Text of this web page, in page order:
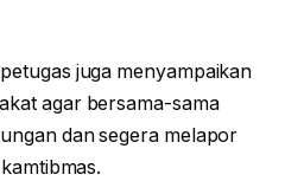
juga menyampaikan
agar bersama-sama
dan segera melapor